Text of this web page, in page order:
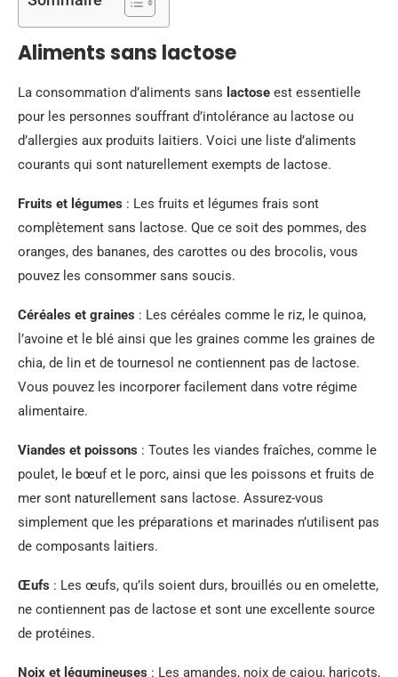
Aliments sans lactose
La consommation d’aliments sans lactose est essentielle
pour les personnes souffrant d’intolérance au lactose ou
d’allergies aux produits laitiers. Voici une liste d’aliments
courants qui sont naturellement exempts de lactose.
Fruits et légumes : Les fruits et légumes frais sont
complètement sans lactose. Que ce soit des pommes, des
oranges, des bananes, des carottes ou des brocolis, vous
pouvez les consommer sans soucis.
Céréales et graines : Les céréales comme le riz, le quinoa,
l’avoine et le blé ainsi que les graines comme les graines de
chia, de lin et de tournesol ne contiennent pas de lactose.
Vous pouvez les incorporer facilement dans votre régime
alimentaire.
Viandes et poissons : Toutes les viandes fraîches, comme le
poulet, le bœuf et le porc, ainsi que les poissons et fruits de
mer sont naturellement sans lactose. Assurez-vous
simplement que les préparations et marinades n’utilisent pas
de composants laitiers.
Œufs : Les œufs, qu’ils soient durs, brouillés ou en omelette,
ne contiennent pas de lactose et sont une excellente source
de protéines.
Noix et légumineuses : Les amandes, noix de cajou, haricots,